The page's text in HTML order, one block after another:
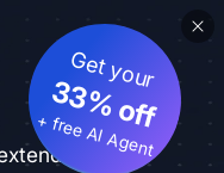
Get your
33% off
+ free AI Agent